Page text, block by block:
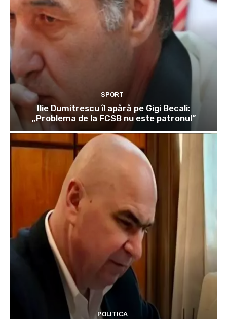
SPORT
Ilie Dumitrescu îl apără pe Gigi Becali:
„Problema de la FCSB nu este patronul”
POLITICA